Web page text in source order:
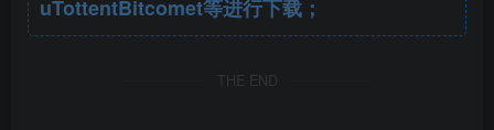
uTottentBitcomet等进行下载；
THE END